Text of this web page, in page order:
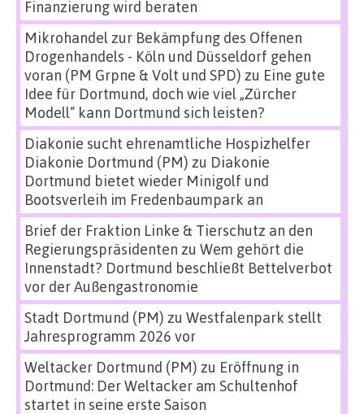
Finanzierung wird beraten
Mikrohandel zur Bekämpfung des Offenen
Drogenhandels - Köln und Düsseldorf gehen
voran (PM Grpne & Volt und SPD) zu Eine gute
Idee für Dortmund, doch wie viel „Zürcher
Modell“ kann Dortmund sich leisten?
Diakonie sucht ehrenamtliche Hospizhelfer
Diakonie Dortmund (PM) zu Diakonie
Dortmund bietet wieder Minigolf und
Bootsverleih im Fredenbaumpark an
Brief der Fraktion Linke & Tierschutz an den
Regierungspräsidenten zu Wem gehört die
Innenstadt? Dortmund beschließt Bettelverbot
vor der Außengastronomie
Stadt Dortmund (PM) zu Westfalenpark stellt
Jahresprogramm 2026 vor
Weltacker Dortmund (PM) zu Eröffnung in
Dortmund: Der Weltacker am Schultenhof
startet in seine erste Saison